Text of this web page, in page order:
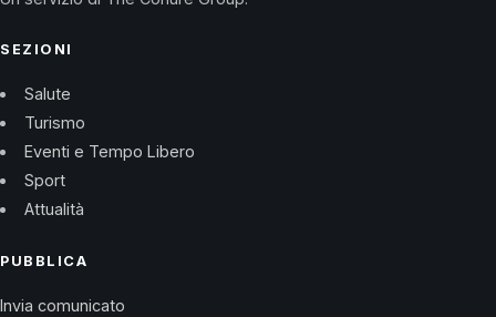
SEZIONI
Salute
Turismo
Eventi e Tempo Libero
Sport
Attualità
PUBBLICA
Invia comunicato